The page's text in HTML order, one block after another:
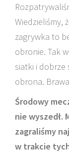
Wiedzieliśmy,
zagrywka to
obronie. Tak
siatki i dobrze
obrona.
Środowy
nie wyszedł.
zagraliśmy
w trakcie